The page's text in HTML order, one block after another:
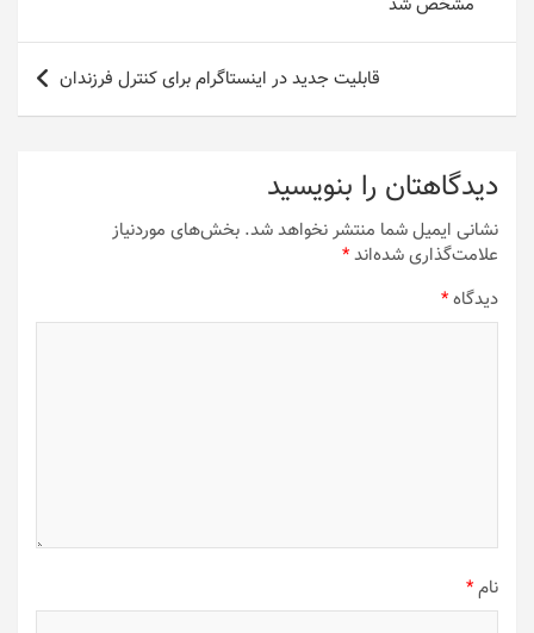
قابلیت جدید در اینستاگرام برای کنترل فرزندان
دیدگاهتان را بنویسید
نشانی ایمیل شما منتشر نخواهد شد. بخش‌های موردنیاز
علامت‌گذاری شده‌اند*
دیدگاه*
نام*